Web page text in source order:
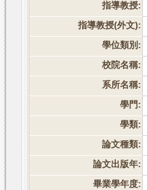
指導教授:
指導教授(外文):
學位類別:
校院名稱:
系所名稱:
學門:
學類:
論文種類:
論文出版年:
畢業學年度: